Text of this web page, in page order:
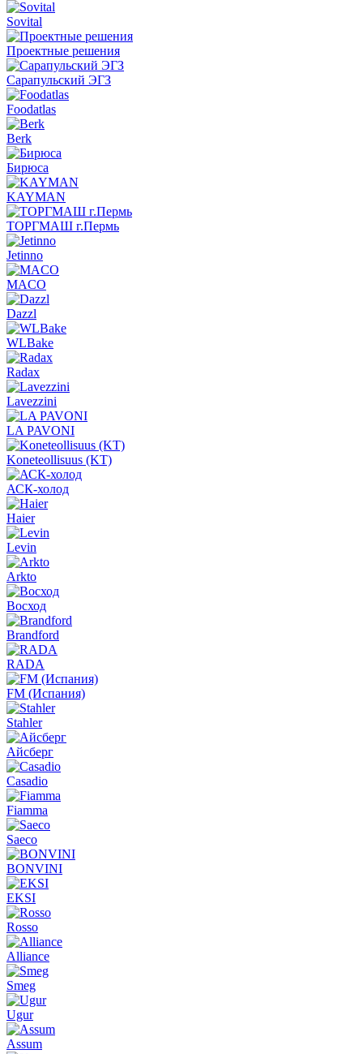
Sovital
Проектные решения
Сарапульский ЭГЗ
Foodatlas
Berk
Бирюса
KAYMAN
ТОРГМАШ г.Пермь
Jetinno
MACO
Dazzl
WLBake
Radax
Lavezzini
LA PAVONI
Koneteollisuus (KT)
АСК-холод
Haier
Levin
Arkto
Восход
Brandford
RADA
FM (Испания)
Stahler
Айсберг
Casadio
Fiamma
Saeco
BONVINI
EKSI
Rosso
Alliance
Smeg
Ugur
Assum